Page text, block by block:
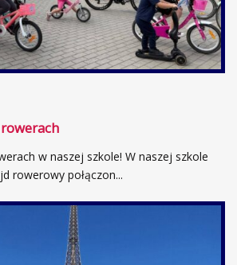
w naszej szkole! W naszej szkole
rowerowy połączon...